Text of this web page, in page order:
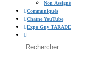
Non Assigné
Communiqués
Chaîne YouTube
Expo Guy TARADE